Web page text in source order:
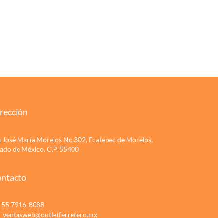
José María Morelos No.302, Ecatepec de Morelos,
de México. C.P. 55400
55 7916-8088
ventasweb@outletferretero.mx